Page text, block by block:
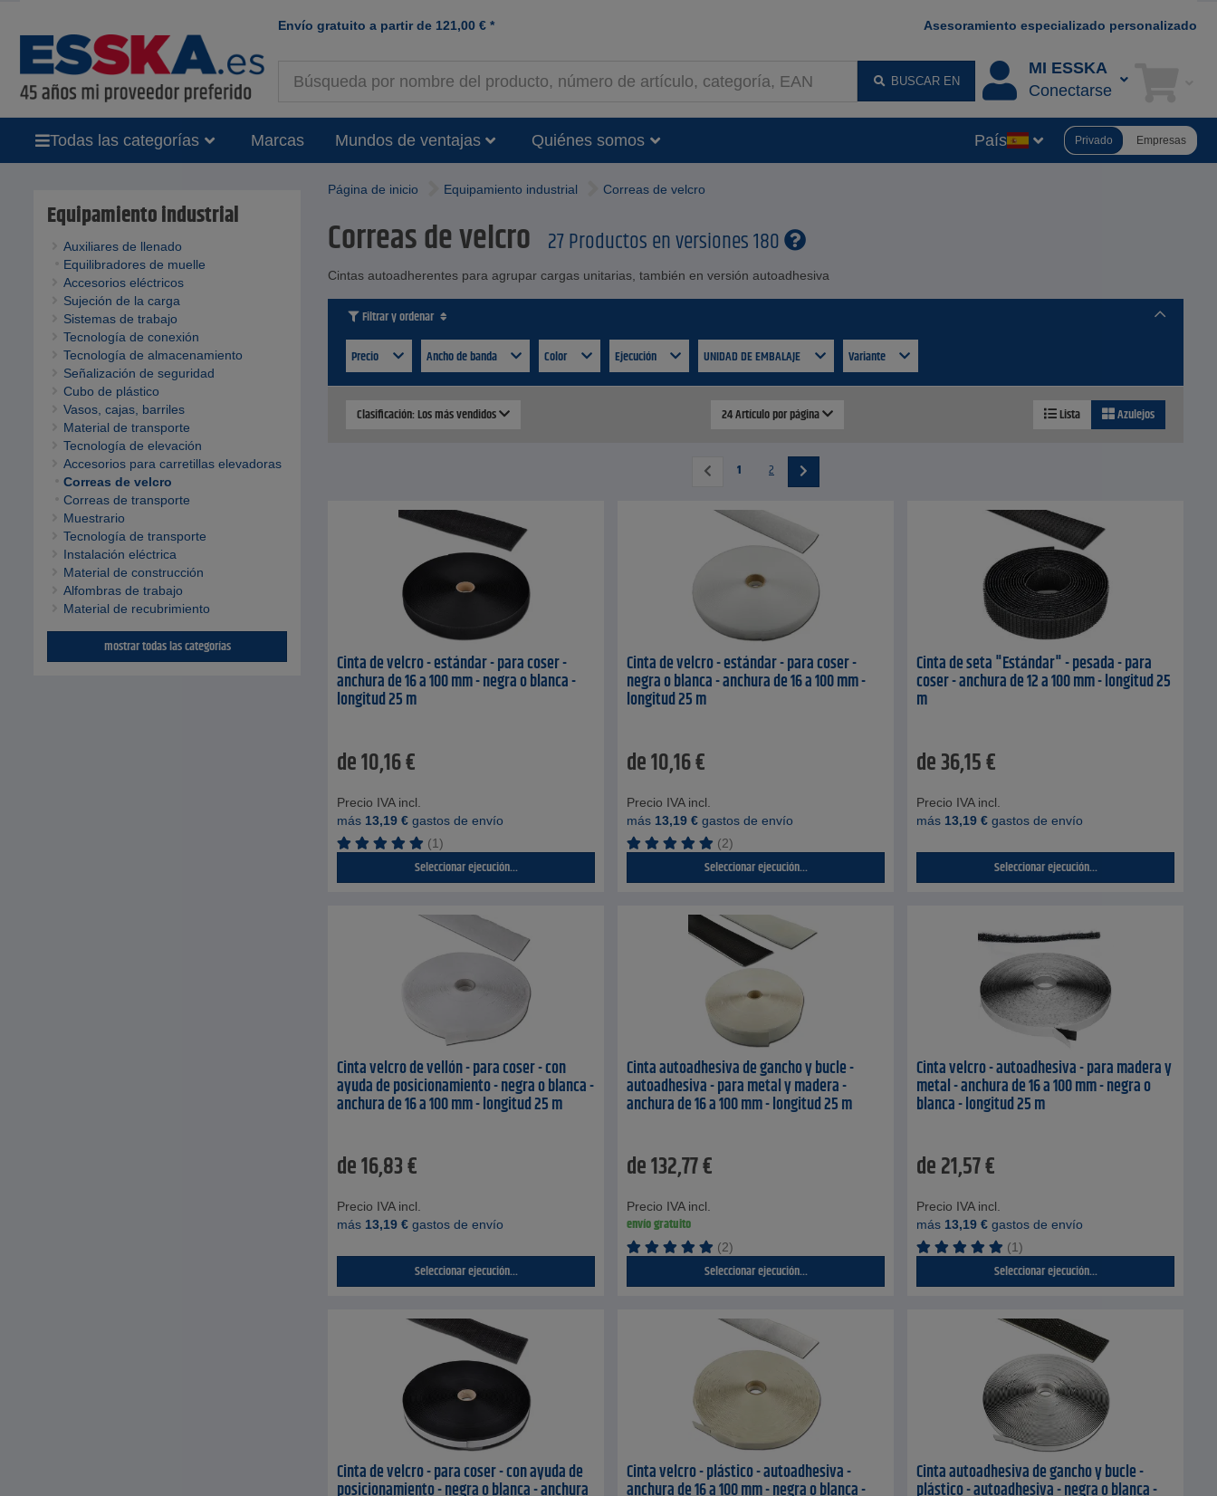
Envío gratuito a partir de 121,00 € * Asesoramiento especializado personalizado
BUSCAR EN
MI ESSKA
Conectarse
Todas las categorías Marcas Mundos de ventajas Quiénes somos País Privado Empresas
Equipamiento industrial
Auxiliares de llenado
Equilibradores de muelle
Accesorios eléctricos
Sujeción de la carga
Sistemas de trabajo
Tecnología de conexión
Tecnología de almacenamiento
Señalización de seguridad
Cubo de plástico
Vasos, cajas, barriles
Material de transporte
Tecnología de elevación
Accesorios para carretillas elevadoras
Correas de velcro
Correas de transporte
Muestrario
Tecnología de transporte
Instalación eléctrica
Material de construcción
Alfombras de trabajo
Material de recubrimiento
mostrar todas las categorías
Página de inicio Equipamiento industrial Correas de velcro
Correas de velcro 27 Productos en versiones 180
Cintas autoadherentes para agrupar cargas unitarias, también en versión autoadhesiva
Filtrar y ordenar
Precio
Ancho de banda Color Ejecución UNIDAD DE EMBALAJE Variante
Clasificación: Los más vendidos 24 Artículo por página Lista Azulejos
1 2
Cinta de velcro - estándar - para coser -
anchura de 16 a 100 mm - negra o blanca -
longitud 25 m
de10,16€
Precio IVA incl.
más 13,19 € gastos de envío
(1)
Seleccionar ejecución...
Cinta de velcro - estándar - para coser -
negra o blanca - anchura de 16 a 100 mm -
longitud 25 m
de10,16€
Precio IVA incl.
más 13,19 € gastos de envío
(2)
Seleccionar ejecución...
Cinta de seta "Estándar" - pesada - para
coser - anchura de 12 a 100 mm - longitud 25
m
de36,15€
Precio IVA incl.
más 13,19 € gastos de envío
Seleccionar ejecución...
Cinta velcro de vellón - para coser - con
ayuda de posicionamiento - negra o blanca -
anchura de 16 a 100 mm - longitud 25 m
de16,83€
Precio IVA incl.
más 13,19 € gastos de envío
Seleccionar ejecución...
Cinta autoadhesiva de gancho y bucle -
autoadhesiva - para metal y madera -
anchura de 16 a 100 mm - longitud 25 m
de132,77€
Precio IVA incl.
envío gratuito
(2)
Seleccionar ejecución...
Cinta velcro - autoadhesiva - para madera y
metal - anchura de 16 a 100 mm - negra o
blanca - longitud 25 m
de21,57€
Precio IVA incl.
más 13,19 € gastos de envío
(1)
Seleccionar ejecución...
Cinta de velcro - para coser - con ayuda de
posicionamiento - negra o blanca - anchura
Cinta velcro - plástico - autoadhesiva -
anchura de 16 a 100 mm - negra o blanca -
Cinta autoadhesiva de gancho y bucle -
plástico - autoadhesiva - negra o blanca -